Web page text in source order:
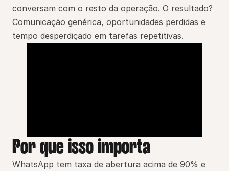
conversam com o resto da operação. O resultado?
Comunicação genérica, oportunidades perdidas e
tempo desperdiçado em tarefas repetitivas.
Por que isso importa
WhatsApp tem taxa de abertura acima de 90% e